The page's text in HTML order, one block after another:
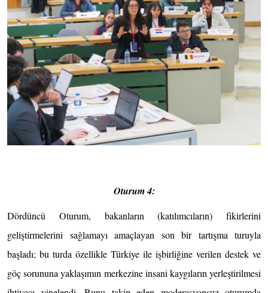
Oturum 4:
Dördüncü Oturum, bakanların (katılımcıların) fikirlerini
geliştirmelerini sağlamayı amaçlayan son bir tartışma turuyla
başladı; bu turda özellikle Türkiye ile işbirliğine verilen destek ve
göç sorununa yaklaşımın merkezine insani kaygıların yerleştirilmesi